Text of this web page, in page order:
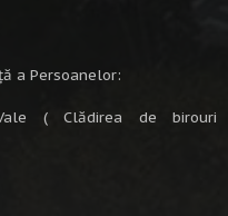
a Persoanelor:
( Clădirea de birouri